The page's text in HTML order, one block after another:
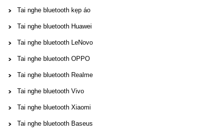
Tai nghe bluetooth kẹp áo
Tai nghe bluetooth Huawei
Tai nghe bluetooth LeNovo
Tai nghe bluetooth OPPO
Tai nghe bluetooth Realme
Tai nghe bluetooth Vivo
Tai nghe bluetooth Xiaomi
Tai nghe bluetooth Baseus